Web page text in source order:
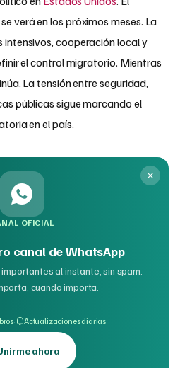
verá en los próximos meses. La
cooperación local y
el control migratorio. Mientras
La tensión entre seguridad,
públicas sigue marcando el
en el país.
OFICIAL
canal de WhatsApp
al instante, sin spam.
cuando importa.
· Actualizaciones diarias
ahora